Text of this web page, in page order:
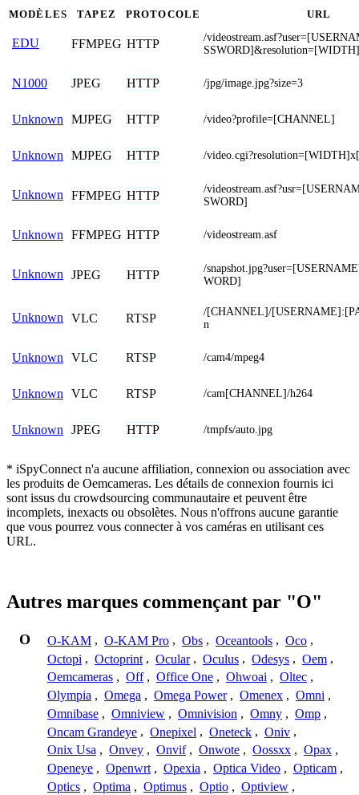
MODÈLES TAPEZ PROTOCOLE URL
EDU FFMPEG HTTP
/
N1000 JPEG HTTP /jpg/image.jpg?size=3
Unknown MJPEG HTTP /video?profile=[CHANNEL]
Unknown MJPEG HTTP /
Unknown FFMPEG HTTP
/
SWORD]
Unknown FFMPEG HTTP /videostream.asf
Unknown JPEG HTTP
/
WORD]
Unknown VLC RTSP
/[CHANNEL]/
n
Unknown VLC RTSP /cam4/mpeg4
Unknown VLC RTSP /cam[CHANNEL]/h264
Unknown JPEG HTTP /tmpfs/auto.jpg
* iSpyConnect n'a aucune affiliation, connexion ou association avec
les produits de Oemcameras. Les détails de connexion fournis ici
sont issus du crowdsourcing communautaire et peuvent être
incomplets, inexacts ou obsolètes. Nous n'offrons aucune garantie
que vous pourrez vous connecter à vos caméras en utilisant ces
URL.
Autres marques commençant par "O"
O O-KAM , O-KAM Pro , Obs , Oceantools , Oco ,
Octopi , Octoprint , Ocular , Oculus , Odesys , Oem ,
Oemcameras , Off , Office One , Ohwoai , Oltec ,
Olympia , Omega , Omega Power , Omenex , Omni ,
Omnibase , Omniview , Omnivision , Omny , Omp ,
Oncam Grandeye , Onepixel , Oneteck , Oniv ,
Onix Usa , Onvey , Onvif , Onwote , Oossxx , Opax ,
Openeye , Openwrt , Opexia , Optica Video , Opticam ,
Optics , Optima , Optimus , Optio , Optiview ,